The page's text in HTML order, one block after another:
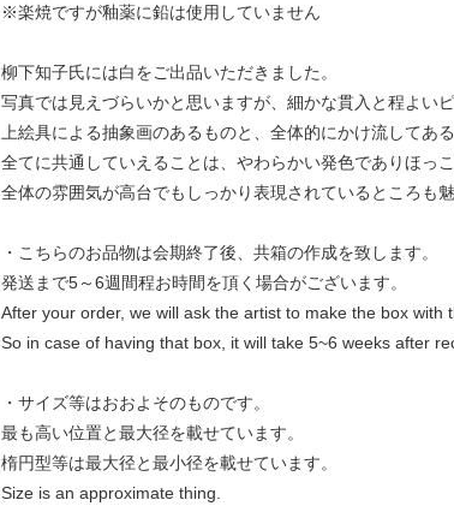
※楽焼ですが釉薬に鉛は使用していません
柳下知子氏には白をご出品いただきました。
写真では見えづらいかと思いますが、細かな貫入と程よい
上絵具による抽象画のあるものと、全体的にかけ流してあ
全てに共通していえることは、やわらかい発色でありほっ
全体の雰囲気が高台でもしっかり表現されているところも
・こちらのお品物は会期終了後、共箱の作成を致します。
発送まで5～6週間程お時間を頂く場合がございます。
After your order, we will ask the artist to make the box with
So in case of having that box, it will take 5~6 weeks after
・サイズ等はおおよそのものです。
最も高い位置と最大径を載せています。
楕円型等は最大径と最小径を載せています。
Size is an approximate thing.